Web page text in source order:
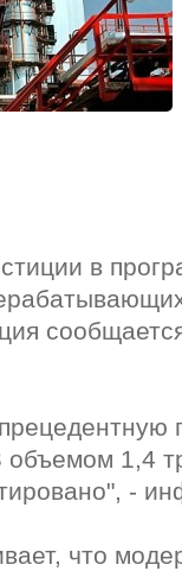
в
1,4
-
что